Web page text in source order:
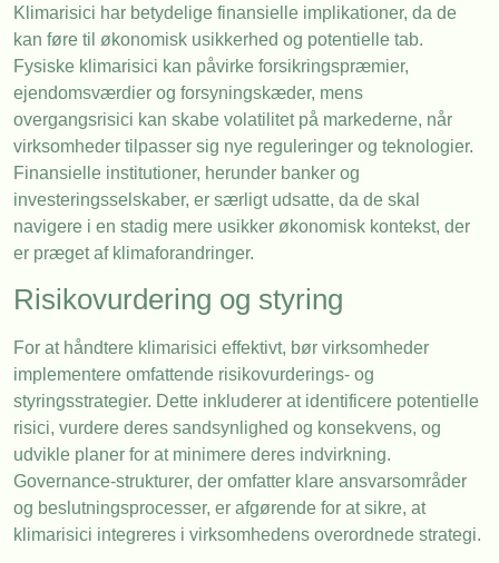
Klimarisici har betydelige finansielle implikationer, da de
kan føre til økonomisk usikkerhed og potentielle tab.
Fysiske klimarisici kan påvirke forsikringspræmier,
ejendomsværdier og forsyningskæder, mens
overgangsrisici kan skabe volatilitet på markederne, når
virksomheder tilpasser sig nye reguleringer og teknologier.
Finansielle institutioner, herunder banker og
investeringsselskaber, er særligt udsatte, da de skal
navigere i en stadig mere usikker økonomisk kontekst, der
er præget af klimaforandringer.
Risikovurdering og styring
For at håndtere klimarisici effektivt, bør virksomheder
implementere omfattende risikovurderings- og
styringsstrategier. Dette inkluderer at identificere potentielle
risici, vurdere deres sandsynlighed og konsekvens, og
udvikle planer for at minimere deres indvirkning.
Governance-strukturer, der omfatter klare ansvarsområder
og beslutningsprocesser, er afgørende for at sikre, at
klimarisici integreres i virksomhedens overordnede strategi.